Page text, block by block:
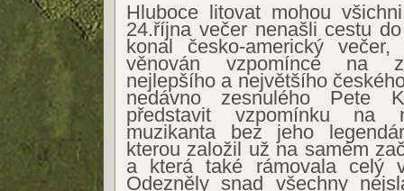
Hluboce litovat mohou
24.října večer nenašli cestu
konal česko-americký
věnován vzpomínce na
nejlepšího a největšího
nedávno zesnulého Pete
představit vzpomínku na
muzikanta bez jeho
kterou založil už na samém
a která také rámovala celý
Odezněly snad všechny